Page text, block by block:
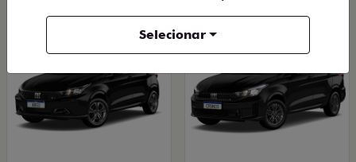
Selecionar